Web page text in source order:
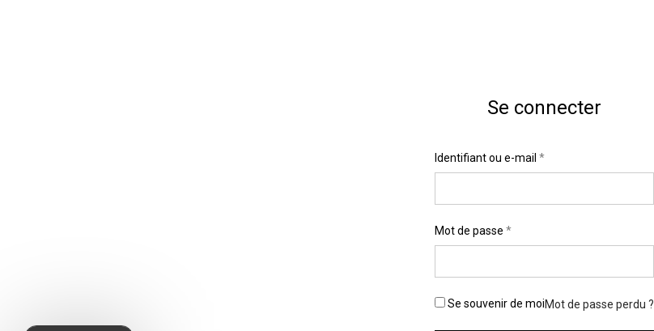
Se connecter
Identifiant ou e-mail *
Mot de passe *
Se souvenir de moiMot de passe perdu ?
Identifiant*
E-mail*
Mot de passe*